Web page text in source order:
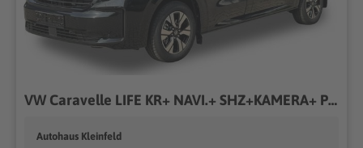
VW Caravelle LIFE KR+ NAVI.+ SHZ+KAMERA+ PDC+ KLIMAUAUT. 2.0 TDI 81 kW (110PS) 6-Gang, Euro 6 EB [12]
Autohaus Kleinfeld